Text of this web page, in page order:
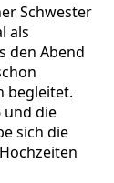
Schwester
als
den Abend
begleitet.
und die
sich die